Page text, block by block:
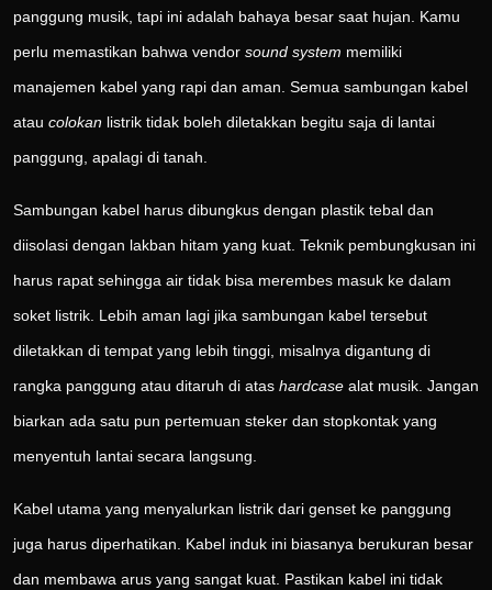
panggung musik, tapi ini adalah bahaya besar saat hujan. Kamu
perlu memastikan bahwa vendor sound system memiliki
manajemen kabel yang rapi dan aman. Semua sambungan kabel
atau colokan listrik tidak boleh diletakkan begitu saja di lantai
panggung, apalagi di tanah.
Sambungan kabel harus dibungkus dengan plastik tebal dan
diisolasi dengan lakban hitam yang kuat. Teknik pembungkusan ini
harus rapat sehingga air tidak bisa merembes masuk ke dalam
soket listrik. Lebih aman lagi jika sambungan kabel tersebut
diletakkan di tempat yang lebih tinggi, misalnya digantung di
rangka panggung atau ditaruh di atas hardcase alat musik. Jangan
biarkan ada satu pun pertemuan steker dan stopkontak yang
menyentuh lantai secara langsung.
Kabel utama yang menyalurkan listrik dari genset ke panggung
juga harus diperhatikan. Kabel induk ini biasanya berukuran besar
dan membawa arus yang sangat kuat. Pastikan kabel ini tidak